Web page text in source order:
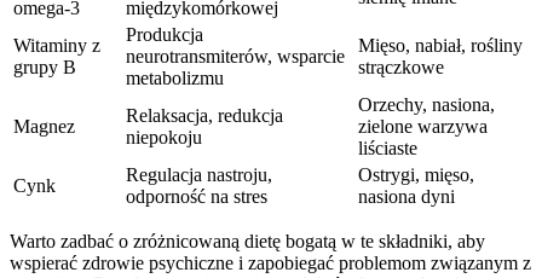
omega-3
międzykomórkowej
Witaminy z
grupy B
Produkcja
neurotransmiterów, wsparcie
metabolizmu
Mięso, nabiał, rośliny
strączkowe
Magnez
Relaksacja, redukcja
niepokoju
Orzechy, nasiona,
zielone warzywa
liściaste
Cynk
Regulacja nastroju,
odporność na stres
Ostrygi, mięso,
nasiona dyni
Warto zadbać o zróżnicowaną dietę bogatą w te składniki, aby
wspierać zdrowie psychiczne i zapobiegać problemom związanym z